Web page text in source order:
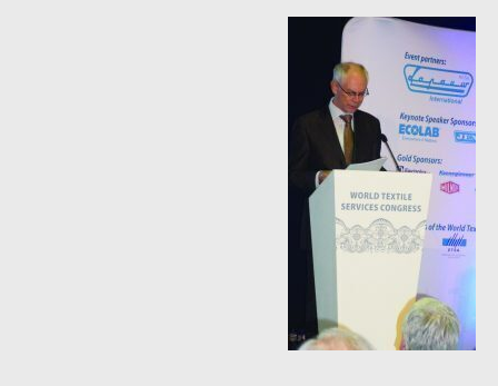
مجلس الوزراء: تراجع معدل
الربع الثاني من 2026
وزير الصناعة يبحث مع البرازيل و
الصين تعزيز الشراكات الصناعية
وجذب استثمارات جديدة إلى مصر